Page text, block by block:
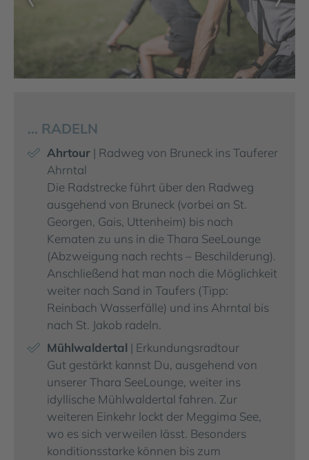
… RADELN
Ahrtour | Radweg von Bruneck ins Tauferer
Ahrntal
Die Radstrecke führt über den Radweg
ausgehend von Bruneck (vorbei an St.
Georgen, Gais, Uttenheim) bis nach
Kematen zu uns in die Thara SeeLounge
(Abzweigung nach rechts – Beschilderung).
Anschließend hat man noch die Möglichkeit
weiter nach Sand in Taufers (Tipp:
Reinbach Wasserfälle) und ins Ahrntal bis
nach St. Jakob radeln.
Mühlwaldertal | Erkundungsradtour
Gut gestärkt kannst Du, ausgehend von
unserer Thara SeeLounge, weiter ins
idyllische Mühlwaldertal fahren. Zur
weiteren Einkehr lockt der Meggima See,
wo es sich verweilen lässt. Besonders
konditionsstarke können bis zum